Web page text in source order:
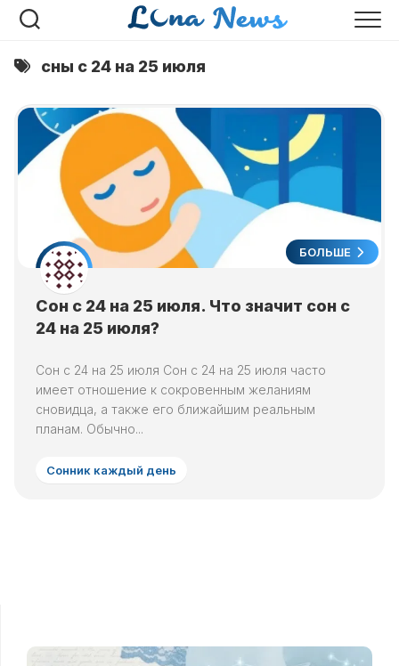
Перейти
сны с 24 на 25 июля
БОЛЬШЕ
Сон с 24 на 25 июля. Что значит сон с
24 на 25 июля?
Сон с 24 на 25 июля Сон с 24 на 25 июля часто
имеет отношение к сокровенным желаниям
сновидца, а также его ближайшим реальным
планам. Обычно...
Сонник каждый день